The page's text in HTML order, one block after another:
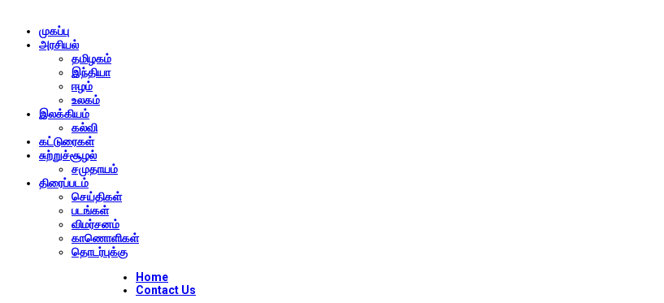
முகப்பு
அரசியல்
தமிழகம்
இந்தியா
ஈழம்
உலகம்
இலக்கியம்
கல்வி
கட்டுரைகள்
சுற்றுச்சூழல்
சமுதாயம்
திரைப்படம்
செய்திகள்
படங்கள்
விமர்சனம்
காணொளிகள்
தொடர்புக்கு
Home
Contact Us